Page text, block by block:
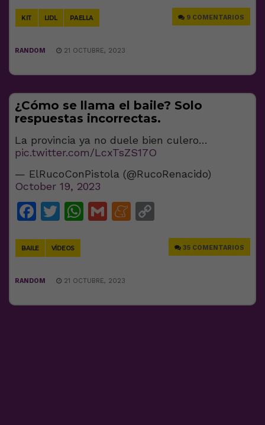
KIT LIDL PAELLA 9 COMENTARIOS
RANDOM 21 OCTUBRE, 2023
¿Cómo se llama el baile? Solo
respuestas incorrectas.
La provincia ya no duele bien culero…
pic.twitter.com/LcxTsZS17O
— ElRucoConPistola (@RucoRenacido)
October 19, 2023
Facebook
Twitter
WhatsApp
GmailMeneame
BAILE VÍDEOS 35 COMENTARIOS
RANDOM 21 OCTUBRE, 2023